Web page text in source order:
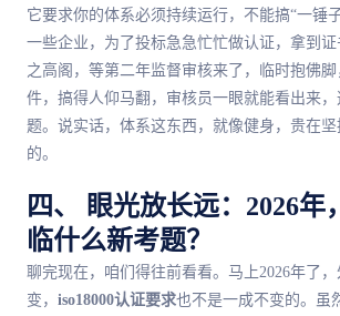
它要求你的体系必须持续运行，不能搞“一锤
一些企业，为了投标急急忙忙做认证，拿到
之高阁，等第二年监督审核来了，临时抱佛
件，搞得人仰马翻，审核员一眼就能看出来，
题。说实话，体系这东西，就像健身，贵在坚
的。
四、 眼光放长远：2026年
临什么新考题？
聊完现在，咱们得往前看看。马上2026年了
变， iso18000认证要求也不是一成不变的。虽